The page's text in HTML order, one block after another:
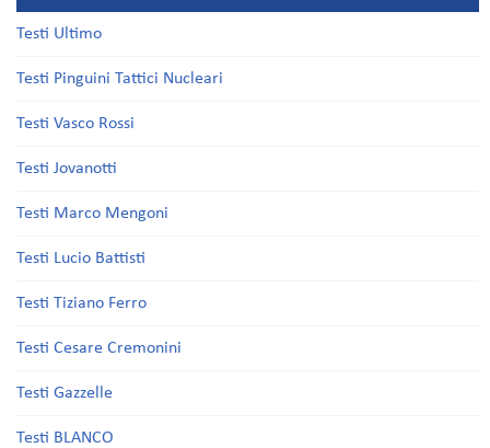
Testi Ultimo
Testi Pinguini Tattici Nucleari
Testi Vasco Rossi
Testi Jovanotti
Testi Marco Mengoni
Testi Lucio Battisti
Testi Tiziano Ferro
Testi Cesare Cremonini
Testi Gazzelle
Testi BLANCO